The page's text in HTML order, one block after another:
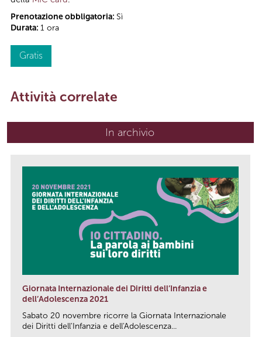
Prenotazione obbligatoria: Sì
Durata: 1 ora
Gratis
Attività correlate
In archivio
Giornata Internazionale dei Diritti dell’Infanzia e
dell’Adolescenza 2021
Sabato 20 novembre ricorre la Giornata Internazionale
dei Diritti dell'Infanzia e dell'Adolescenza...